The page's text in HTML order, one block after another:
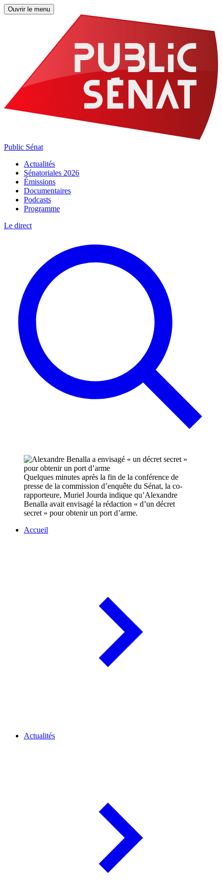
Ouvrir le menu
Public Sénat
Actualités
Sénatoriales 2026
Émissions
Documentaires
Podcasts
Programme
Le direct
Quelques minutes après la fin de la conférence de
presse de la commission d’enquête du Sénat, la co-
rapporteure, Muriel Jourda indique qu’Alexandre
Benalla avait envisagé la rédaction « d’un décret
secret » pour obtenir un port d’arme.
Accueil
Actualités